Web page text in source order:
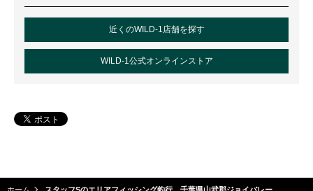
近くのWILD-1店舗を探す
WILD-1公式オンラインストア